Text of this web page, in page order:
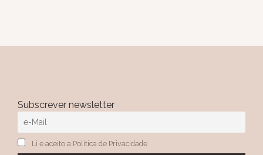
Subscrever newsletter
Li e aceito a Política de Privacidade